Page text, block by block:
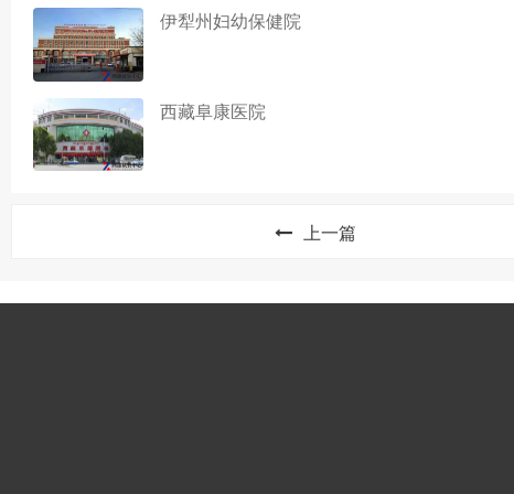
伊犁州妇幼保健院
西藏阜康医院
上一篇